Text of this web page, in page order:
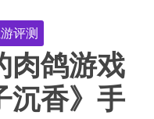
评测
肉鸽游戏
沉香》手